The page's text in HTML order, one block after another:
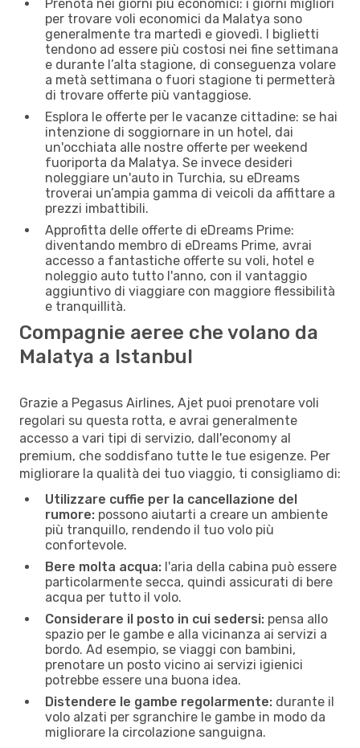
Prenota nei giorni più economici: i giorni migliori
per trovare voli economici da Malatya sono
generalmente tra martedì e giovedì. I biglietti
tendono ad essere più costosi nei fine settimana
e durante l’alta stagione, di conseguenza volare
a metà settimana o fuori stagione ti permetterà
di trovare offerte più vantaggiose.
Esplora le offerte per le vacanze cittadine: se hai
intenzione di soggiornare in un hotel, dai
un'occhiata alle nostre offerte per weekend
fuoriporta da Malatya. Se invece desideri
noleggiare un'auto in Turchia, su eDreams
troverai un’ampia gamma di veicoli da affittare a
prezzi imbattibili.
Approfitta delle offerte di eDreams Prime:
diventando membro di eDreams Prime, avrai
accesso a fantastiche offerte su voli, hotel e
noleggio auto tutto l'anno, con il vantaggio
aggiuntivo di viaggiare con maggiore flessibilità
e tranquillità.
Compagnie aeree che volano da
Malatya a Istanbul
Grazie a Pegasus Airlines, Ajet puoi prenotare voli
regolari su questa rotta, e avrai generalmente
accesso a vari tipi di servizio, dall'economy al
premium, che soddisfano tutte le tue esigenze. Per
migliorare la qualità dei tuo viaggio, ti consigliamo di:
Utilizzare cuffie per la cancellazione del
rumore: possono aiutarti a creare un ambiente
più tranquillo, rendendo il tuo volo più
confortevole.
Bere molta acqua: l'aria della cabina può essere
particolarmente secca, quindi assicurati di bere
acqua per tutto il volo.
Considerare il posto in cui sedersi: pensa allo
spazio per le gambe e alla vicinanza ai servizi a
bordo. Ad esempio, se viaggi con bambini,
prenotare un posto vicino ai servizi igienici
potrebbe essere una buona idea.
Distendere le gambe regolarmente: durante il
volo alzati per sgranchire le gambe in modo da
migliorare la circolazione sanguigna.